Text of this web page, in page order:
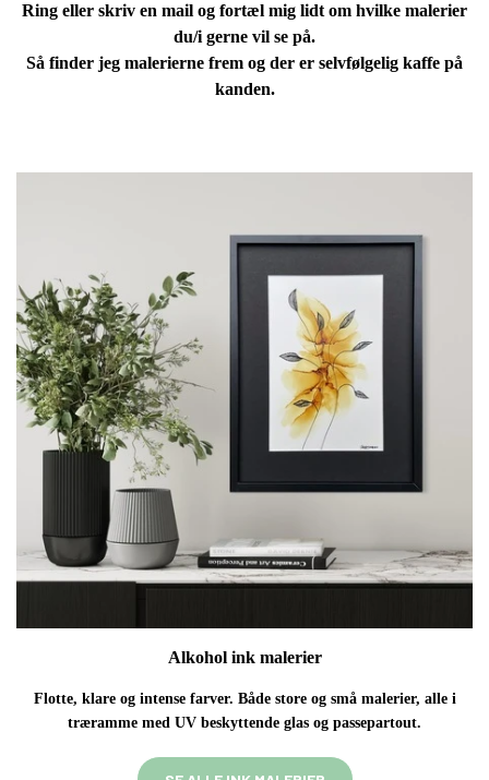
Ring eller skriv en mail og fortæl mig lidt om hvilke malerier
du/i gerne vil se på.
Så finder jeg malerierne frem og der er selvfølgelig kaffe på
kanden.
Alkohol ink malerier
Flotte, klare og intense farver . Både store og små malerier, alle i
træramme med UV beskyttende glas og passepartout.